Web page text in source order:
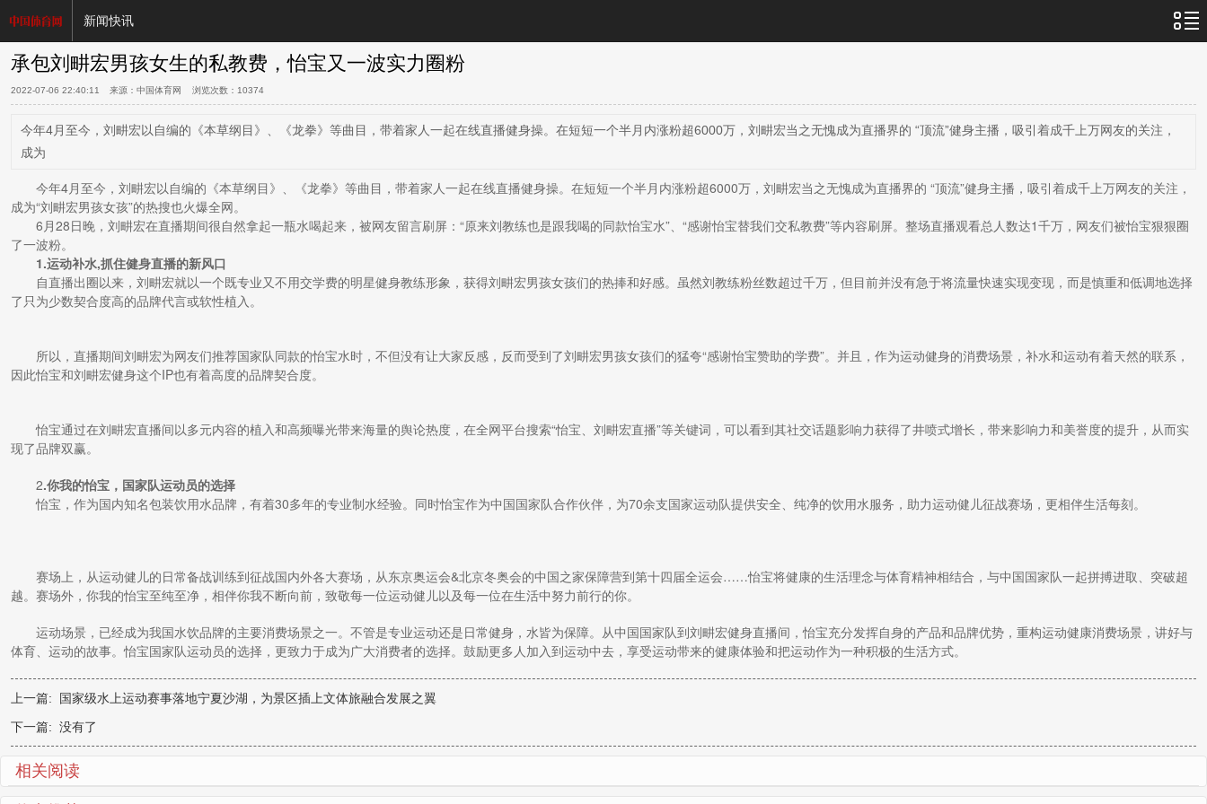
新闻快讯
承包刘畊宏男孩女生的私教费，怡宝又一波实力圈粉
2022-07-06 22:40:11 来源：中国体育网 浏览次数： 10374
今年4月至今，刘畊宏以自编的《本草纲目》、《龙拳》等曲目，带着家人一起在线直播健身操。在短短一个半月内涨粉超6000万，刘畊宏当之无愧成为直播界的 “顶流”健身主播，吸引着成千上万网友的关注，
成为
今年4月至今，刘畊宏以自编的《本草纲目》、《龙拳》等曲目，带着家人一起在线直播健身操。在短短一个半月内涨粉超6000万，刘畊宏当之无愧成为直播界的 “顶流”健身主播，吸引着成千上万网友的关注，
成为“刘畊宏男孩女孩”的热搜也火爆全网。
6月28日晚，刘畊宏在直播期间很自然拿起一瓶水喝起来，被网友留言刷屏：“原来刘教练也是跟我喝的同款怡宝水”、“感谢怡宝替我们交私教费”等内容刷屏。整场直播观看总人数达1千万，网友们被怡宝狠狠圈
了一波粉。
1.运动补水,抓住健身直播的新风口
自直播出圈以来，刘畊宏就以一个既专业又不用交学费的明星健身教练形象，获得刘畊宏男孩女孩们的热捧和好感。虽然刘教练粉丝数超过千万，但目前并没有急于将流量快速实现变现，而是慎重和低调地选择
了只为少数契合度高的品牌代言或软性植入。
所以，直播期间刘畊宏为网友们推荐国家队同款的怡宝水时，不但没有让大家反感，反而受到了刘畊宏男孩女孩们的猛夸“感谢怡宝赞助的学费”。并且，作为运动健身的消费场景，补水和运动有着天然的联系，
因此怡宝和刘畊宏健身这个IP也有着高度的品牌契合度。
怡宝通过在刘畊宏直播间以多元内容的植入和高频曝光带来海量的舆论热度，在全网平台搜索“怡宝、刘畊宏直播”等关键词，可以看到其社交话题影响力获得了井喷式增长，带来影响力和美誉度的提升，从而实
现了品牌双赢。
2.你我的怡宝 ， 国家队运动员的选择
怡宝，作为国内知名包装饮用水品牌，有着30多年的专业制水经验。同时怡宝作为中国国家队合作伙伴，为70余支国家运动队提供安全、纯净的饮用水服务，助力运动健儿征战赛场，更相伴生活每刻。
赛场上，从运动健儿的日常备战训练到征战国内外各大赛场，从东京奥运会&北京冬奥会的中国之家保障营到第十四届全运会……怡宝将健康的生活理念与体育精神相结合，与中国国家队一起拼搏进取、突破超
越。赛场外，你我的怡宝至纯至净，相伴你我不断向前，致敬每一位运动健儿以及每一位在生活中努力前行的你。
运动场景，已经成为我国水饮品牌的主要消费场景之一。不管是专业运动还是日常健身，水皆为保障。从中国国家队到刘畊宏健身直播间，怡宝充分发挥自身的产品和品牌优势，重构运动健康消费场景，讲好与
体育、运动的故事。怡宝国家队运动员的选择，更致力于成为广大消费者的选择。鼓励更多人加入到运动中去，享受运动带来的健康体验和把运动作为一种积极的生活方式。
上一篇:
国家级水上运动赛事落地宁夏沙湖，为景区插上文体旅融合发展之翼
下一篇: 没有了
相关阅读